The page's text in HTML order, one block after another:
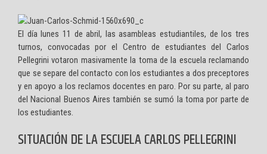
El día lunes 11 de abril, las asambleas estudiantiles, de los tres
turnos, convocadas por el Centro de estudiantes del Carlos
Pellegrini votaron masivamente la toma de la escuela reclamando
que se separe del contacto con los estudiantes a dos preceptores
y en apoyo a los reclamos docentes en paro. Por su parte, al paro
del Nacional Buenos Aires también se sumó la toma por parte de
los estudiantes.
SITUACIÓN DE LA ESCUELA CARLOS PELLEGRINI